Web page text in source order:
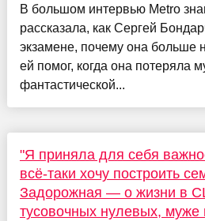
В большом интервью Metro
рассказала, как Сергей
экзамене, почему она больше
ей помог, когда она потеряла
фантастической...
"Я приняла для себя
всё-таки хочу построить
Задорожная — о жизни в
тусовочных нулевых, муже